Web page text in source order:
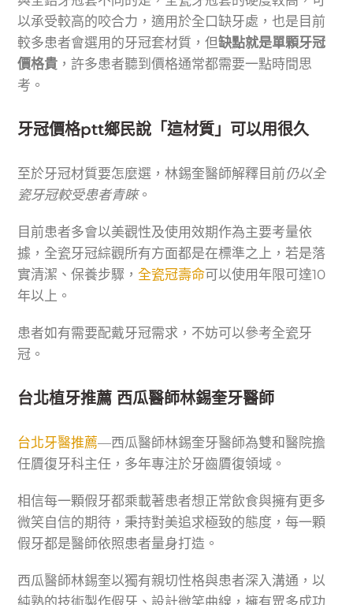
以承受較高的咬合力，適用於全口缺牙處，也是目前
較多患者會選用的牙冠套材質，但缺點就是單顆牙冠
價格貴 ，許多患者聽到價格通常都需要一點時間思
考。
牙冠價格ptt鄉民說「這材質」可以用很久
至於牙冠材質要怎麼選，林錫奎醫師解釋目前仍以全
瓷牙冠較受患者青睞。
目前患者多會以美觀性及使用效期作為主要考量依
據，全瓷牙冠綜觀所有方面都是在標準之上，若是落
實清潔、保養步驟，全瓷冠壽命可以使用年限可達10
年以上。
患者如有需要配戴牙冠需求，不妨可以參考全瓷牙
冠。
台北植牙推薦 西瓜醫師林錫奎牙醫師
台北牙醫推薦—西瓜醫師林錫奎牙醫師為雙和醫院擔
任贗復牙科主任，多年專注於牙齒贗復領域。
相信每一顆假牙都乘載著患者想正常飲食與擁有更多
微笑自信的期待，秉持對美追求極致的態度，每一顆
假牙都是醫師依照患者量身打造。
西瓜醫師林錫奎以獨有親切性格與患者深入溝通，以
純熟的技術製作假牙、設計微笑曲線，擁有眾多成功